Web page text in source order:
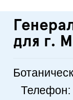
для г.
Телефон: